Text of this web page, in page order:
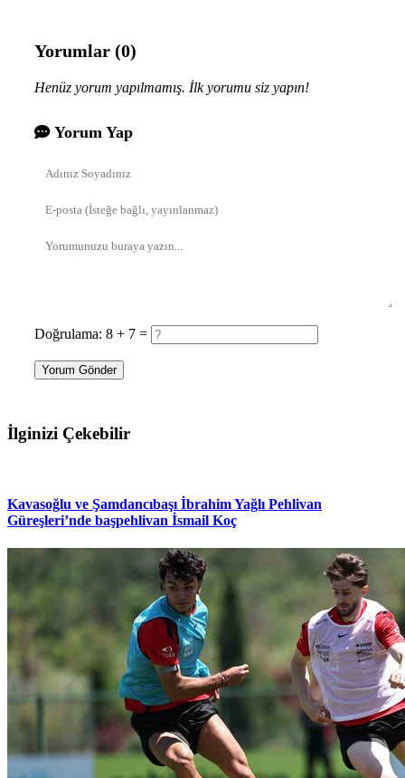
Yorumlar (0)
Henüz yorum yapılmamış. İlk yorumu siz yapın!
Yorum Yap
Doğrulama: 8 + 7 =
Yorum Gönder
İlginizi Çekebilir
Kavasoğlu ve Şamdancıbaşı İbrahim Yağlı Pehlivan
Güreşleri’nde başpehlivan İsmail Koç